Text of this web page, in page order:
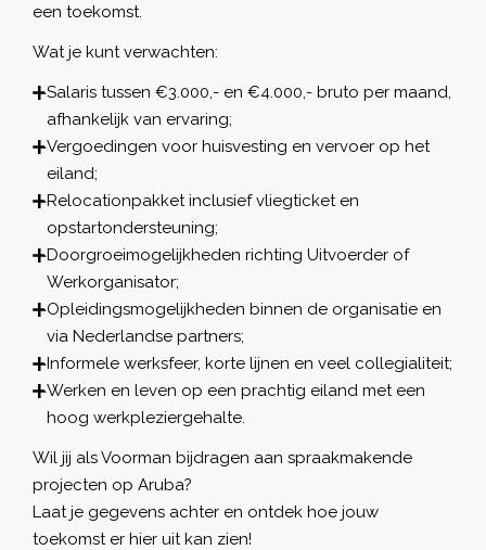
een toekomst.
Wat je kunt verwachten:
Salaris tussen €3.000,- en €4.000,- bruto per maand,
afhankelijk van ervaring;
Vergoedingen voor huisvesting en vervoer op het
eiland;
Relocationpakket inclusief vliegticket en
opstartondersteuning;
Doorgroeimogelijkheden richting Uitvoerder of
Werkorganisator;
Opleidingsmogelijkheden binnen de organisatie en
via Nederlandse partners;
Informele werksfeer, korte lijnen en veel collegialiteit;
Werken en leven op een prachtig eiland met een
hoog werkpleziergehalte.
Wil jij als Voorman bijdragen aan spraakmakende
projecten op Aruba?
Laat je gegevens achter en ontdek hoe jouw
toekomst er hier uit kan zien!